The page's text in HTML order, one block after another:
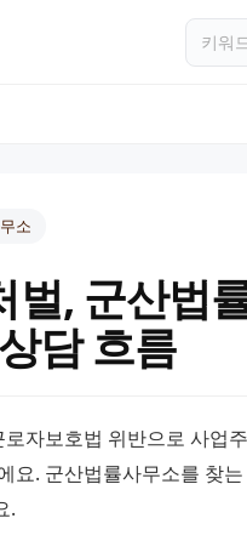
소
벌, 군산법
담 흐름
자보호법 위반으로 사업
요. 군산법률사무소를 찾
.